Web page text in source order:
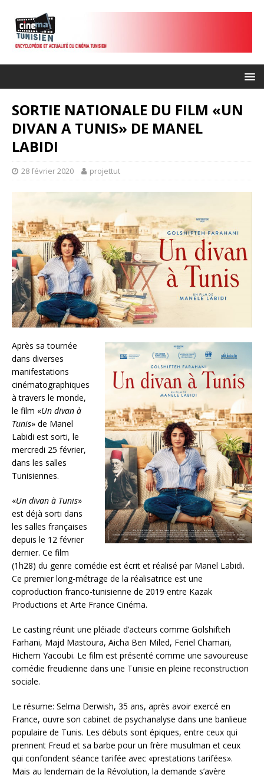
SORTIE NATIONALE DU FILM «UN
DIVAN A TUNIS» DE MANEL
LABIDI
28 février 2020 projettut
Après sa tournée
dans diverses
manifestations
cinématographiques
à travers le monde,
le film «Un divan à
Tunis» de Manel
Labidi est sorti, le
mercredi 25 février,
dans les salles
Tunisiennes.
«Un divan à Tunis»
est déjà sorti dans
les salles françaises
depuis le 12 février
dernier. Ce film
(1h28) du genre comédie est écrit et réalisé par Manel Labidi.
Ce premier long-métrage de la réalisatrice est une
coproduction franco-tunisienne de 2019 entre Kazak
Productions et Arte France Cinéma.
Le casting réunit une pléiade d’acteurs comme Golshifteh
Farhani, Majd Mastoura, Aicha Ben Miled, Feriel Chamari,
Hichem Yacoubi. Le film est présenté comme une savoureuse
comédie freudienne dans une Tunisie en pleine reconstruction
sociale.
Le résume: Selma Derwish, 35 ans, après avoir exercé en
France, ouvre son cabinet de psychanalyse dans une banlieue
populaire de Tunis. Les débuts sont épiques, entre ceux qui
prennent Freud et sa barbe pour un frère musulman et ceux
qui confondent séance tarifée avec «prestations tarifées».
Mais au lendemain de la Révolution, la demande s’avère